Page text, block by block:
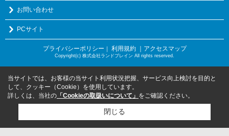
お問い合わせ
PCサイト
プライバシーポリシー ｜ 利用規約 ｜アクセスマップ
Copyright(c) 株式会社ランドブレイン All rights reserved.
当サイトでは、お客様の当サイト利用状況把握、サービス向上検討を目的と
して、クッキー（Cookie）を使用しています。
詳しくは、当社の 「Cookieの取扱いについて」 をご確認ください。
閉じる